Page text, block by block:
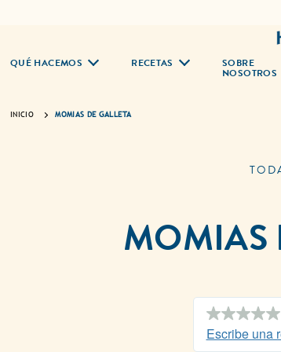
QUÉ HACEMOS RECETAS SOBRE
NOSOTROS
INICIO MOMIAS DE GALLETA
MOMIAS
Escribe una